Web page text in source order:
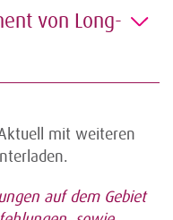
von Long-
mit weiteren
auf dem Gebiet